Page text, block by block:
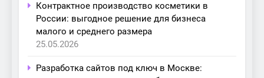
Контрактное производство косметики в
России: выгодное решение для бизнеса
малого и среднего размера
25.05.2026
Разработка сайтов под ключ в Москве: